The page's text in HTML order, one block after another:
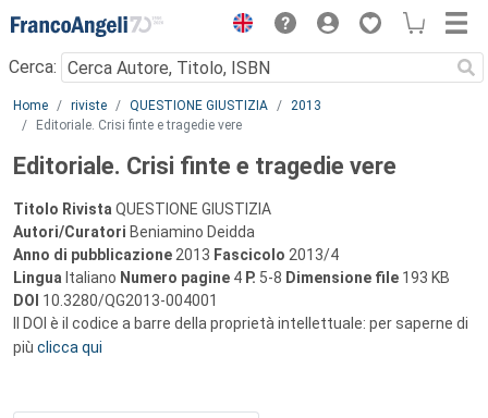
Menu
Cerca:
Main content
Home riviste QUESTIONE GIUSTIZIA
2013
Editoriale. Crisi finte e tragedie vere
Editoriale. Crisi finte e tragedie vere
Titolo Rivista QUESTIONE GIUSTIZIA
Autori/Curatori Beniamino Deidda
Anno di pubblicazione 2013 Fascicolo 2013/4
Lingua Italiano Numero pagine 4 P. 5-8 Dimensione file 193 KB
DOI 10.3280/QG2013-004001
Il DOI è il codice a barre della proprietà intellettuale: per saperne di
più clicca qui